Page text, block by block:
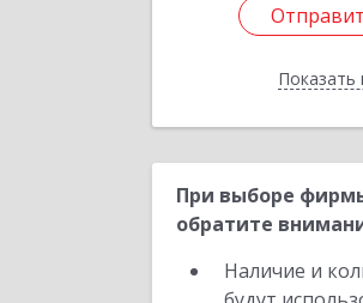
Показать
При выборе
обратите
Наличие и